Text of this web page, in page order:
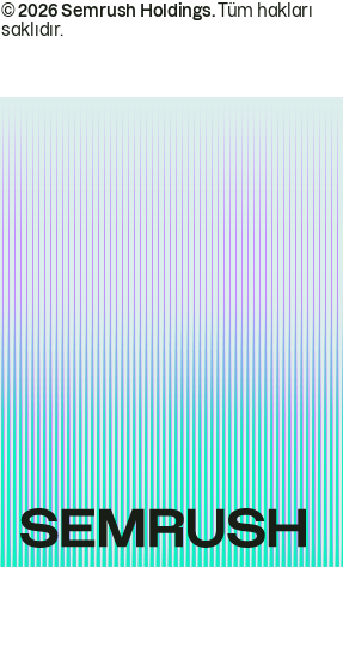
© 2026 Semrush Holdings.Tüm hakları
saklıdır.